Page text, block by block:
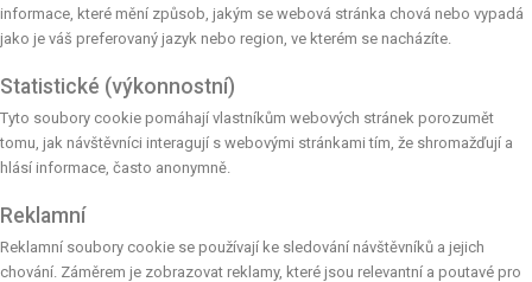
informace, které mění způsob, jakým se webová stránka chová nebo vypadá
jako je váš preferovaný jazyk nebo region, ve kterém se nacházíte.
Statistické (výkonnostní)
Tyto soubory cookie pomáhají vlastníkům webových stránek porozumět
tomu, jak návštěvníci interagují s webovými stránkami tím, že shromažďují a
hlásí informace, často anonymně.
Reklamní
Reklamní soubory cookie se používají ke sledování návštěvníků a jejich
chování. Záměrem je zobrazovat reklamy, které jsou relevantní a poutavé pro